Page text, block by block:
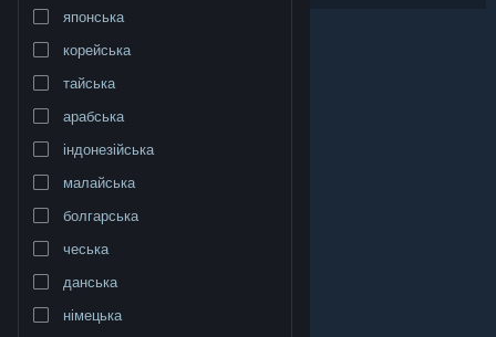
Переглянути повну версію
японська
корейська
тайська
арабська
індонезійська
малайська
болгарська
чеська
данська
німецька